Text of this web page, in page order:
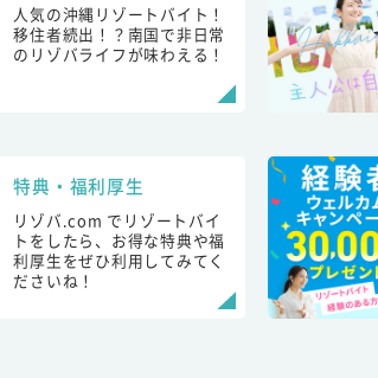
人気の沖縄リゾートバイト！
移住者続出！？南国で非日常
のリゾバライフが味わえる！
特典・福利厚生
リゾバ.com でリゾートバイ
トをしたら、お得な特典や福
利厚生をぜひ利用してみてく
ださいね！